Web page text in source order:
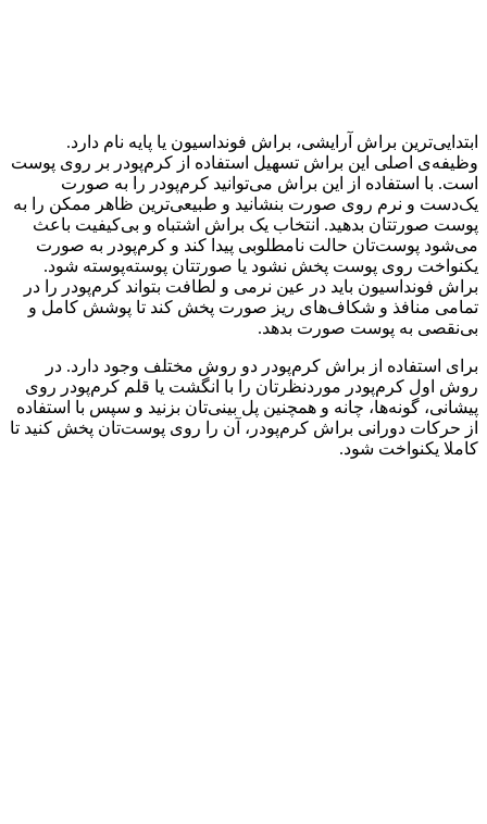
ابتدایی‌ترین براش آرایشی، براش فونداسیون یا پایه نام دارد.
وظیفه‌ی اصلی این براش تسهیل استفاده از کرم‌پودر بر روی پوست
است. با استفاده از این براش می‌توانید کرم‌پودر را به صورت
یک‌دست و نرم روی صورت بنشانید و طبیعی‌ترین ظاهر ممکن را به
پوست صورتتان بدهید. انتخاب یک براش اشتباه و بی‌کیفیت باعث
می‌شود پوست‌تان حالت نامطلوبی پیدا کند و کرم‌پودر به صورت
یکنواخت روی پوست پخش نشود یا صورتتان پوسته‌پوسته شود.
براش فونداسیون باید در عین نرمی و لطافت بتواند کرم‌پودر را در
تمامی منافذ و شکاف‌های ریز صورت پخش کند تا پوشش‌ کامل و
بی‌نقصی به پوست صورت بدهد.
برای استفاده از براش کرم‌پودر دو روش مختلف وجود دارد. در
روش اول کرم‌پودر موردنظرتان را با انگشت یا قلم کرم‌پودر روی
پیشانی، گونه‌ها، چانه و همچنین پل بینی‌تان بزنید و سپس با استفاده
از حرکات دورانی براش کرم‌پودر، آن را روی پوست‌تان پخش کنید تا
کاملا یکنواخت شود.